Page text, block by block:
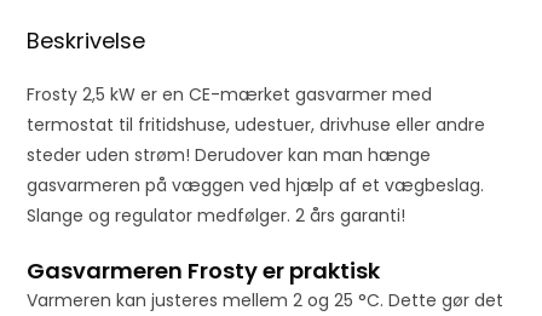
Beskrivelse
Frosty 2,5 kW er en CE-mærket gasvarmer med
termostat til fritidshuse, udestuer, drivhuse eller andre
steder uden strøm! Derudover kan man hænge
gasvarmeren på væggen ved hjælp af et vægbeslag.
Slange og regulator medfølger. 2 års garanti!
Gasvarmeren Frosty er praktisk
Varmeren kan justeres mellem 2 og 25 °C. Dette gør det